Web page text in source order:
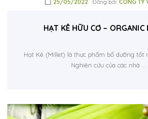
25/05/2022 Đăng bởi: CÔNG TY
HẠT KÊ HỮU CƠ – ORGANIC
Hạt Kê (Millet) là thực phẩm bổ dưỡng tốt
Nghiên cứu của các nhà ...